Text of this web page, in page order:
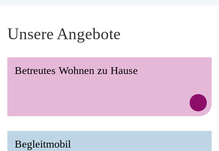
Unsere Angebote
Betreutes Wohnen zu Hause
Begleitmobil